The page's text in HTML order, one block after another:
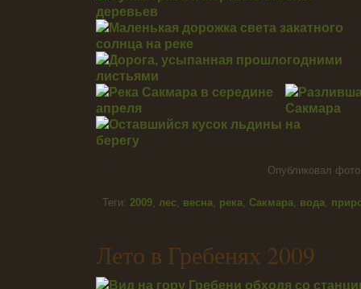
Опубликовал
Теги: 2009, лес, весна, река, Сакмара, вода,
Лето в Гребенях 2009